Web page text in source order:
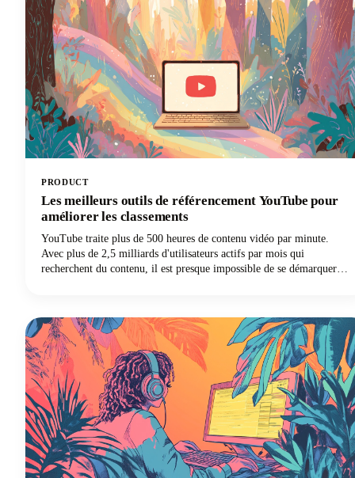
sans sacrifier l'authenticité.
PRODUCT
Les meilleurs outils de référencement YouTube pour
améliorer les classements
YouTube traite plus de 500 heures de contenu vidéo par minute.
Avec plus de 2,5 milliards d'utilisateurs actifs par mois qui
recherchent du contenu, il est presque impossible de se démarquer